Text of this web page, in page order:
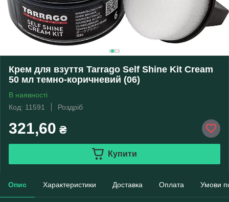
Крем для взуття Tarrago Self Shine Kit Cream
50 мл темно-коричневий (06)
В наявності
Код: 11591
Роздріб
321,60 ₴
Купити
Опис Характеристики Доставка Оплата Умови